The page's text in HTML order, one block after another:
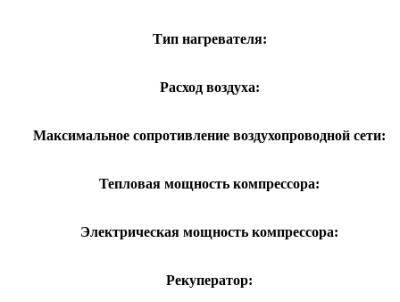
Тип нагревателя:
Расход воздуха:
Максимальное сопротивление воздухопроводной сети:
Тепловая мощность компрессора:
Электрическая мощность компрессора:
Рекуператор: